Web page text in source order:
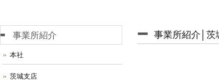
事業所紹介│茨
事業所紹介
本社
茨城支店